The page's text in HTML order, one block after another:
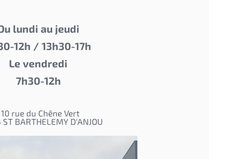
lundi au jeudi
12h / 13h30-17h
Le vendredi
7h30-12h
10 rue du Chêne Vert
BARTHELEMY D'ANJOU